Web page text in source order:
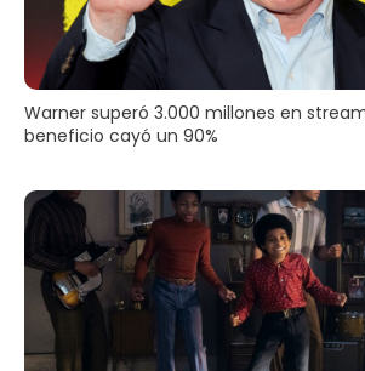
Warner superó 3.000 millones en
beneficio cayó un 90%